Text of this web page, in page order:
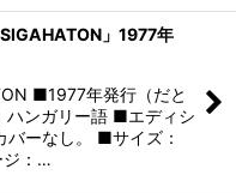
」1977年
■1977年発行（だと
ンガリー語 ■エディシ
バーなし。 ■サイズ：
：…